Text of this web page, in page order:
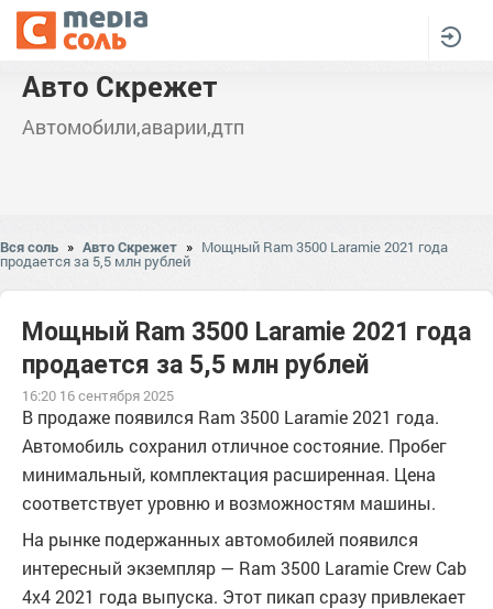
Авто Скрежет
Автомобили,аварии,дтп
Вся соль » Авто Скрежет » Мощный Ram 3500 Laramie 2021 года
продается за 5,5 млн рублей
Мощный Ram 3500 Laramie 2021 года
продается за 5,5 млн рублей
16:20 16 сентября 2025
В продаже появился Ram 3500 Laramie 2021 года.
Автомобиль сохранил отличное состояние. Пробег
минимальный, комплектация расширенная. Цена
соответствует уровню и возможностям машины.
На рынке подержанных автомобилей появился
интересный экземпляр — Ram 3500 Laramie Crew Cab
4x4 2021 года выпуска. Этот пикап сразу привлекает